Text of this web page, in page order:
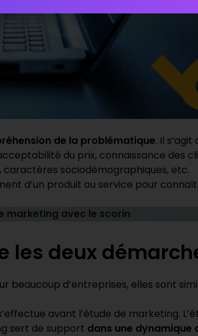
de la problématique. Il
du prix, connaissance des
caractères sociodémographiques, etc.
d’un produit ou service pour
marketing avec le scorin
deux
d’entreprises, elles sont
avant l’étude de marketing.
sert de support dans une dynamique